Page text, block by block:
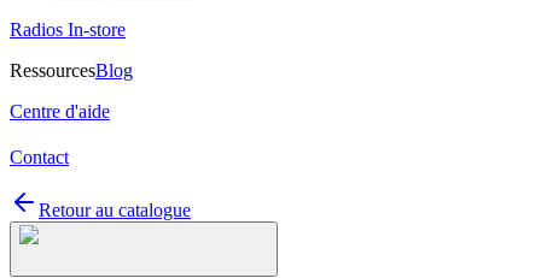
Radios In-store
RessourcesBlog
Centre d'aide
Contact
Retour au catalogue